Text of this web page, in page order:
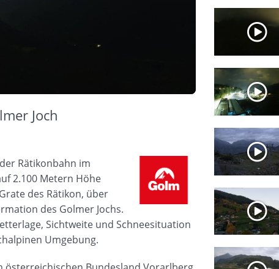
Joch
Rätikonbahn im
2.100 Metern Höhe
des Rätikon, über
des Golmer Jochs.
Sichtweite und Schneesituation
Umgebung.